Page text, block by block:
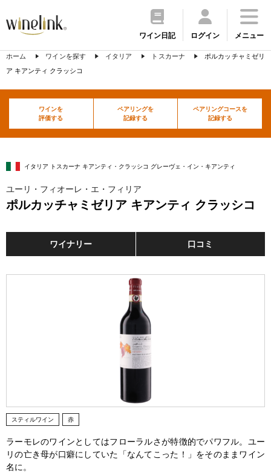
ワイン日記 ログイン メニュー
ホーム ワインを探す イタリア トスカーナ
ポルカッチャミゼリ
ア キアンティ クラッシコ
ワインを
評価する
ペアリングを
記録する
ペアリングコースを
記録する
イタリア トスカーナ キアンティ・クラッシコ グレーヴェ・イン・キアンティ
ユーリ・フィオーレ・エ・フィリア
ポルカッチャミゼリア キアンティ クラッシコ
ワイナリー 口コミ
スティルワイン 赤
ラーモレのワインとしてはフローラルさが特徴的でパワフル。ユー
リの亡き母が口癖にしていた「なんてこった！」をそのままワイン
名に。